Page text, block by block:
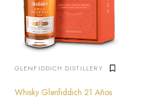
GLENFIDDICH DISTILLERY
Whisky Glenfiddich 21 Años